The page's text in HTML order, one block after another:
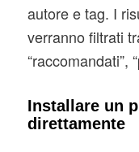
autore e tag. I
verranno filtrati
“raccomandati”,
Installare un
direttamente